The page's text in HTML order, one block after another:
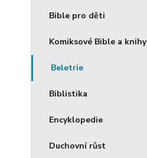
Bible pro děti
Komiksové Bible a knihy
Beletrie
Biblistika
Encyklopedie
Duchovní růst